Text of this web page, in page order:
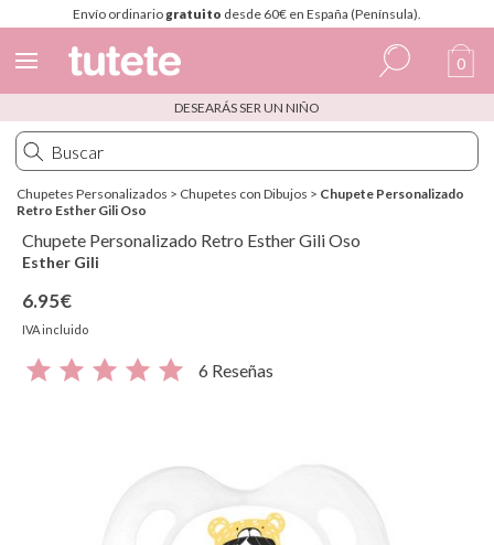
Envío ordinariogratuito desde 60€ en España (Península).
Español
Italiano
Inglés
Portugués
0
DESEARÁS SER UN NIÑO
Chupetes Personalizados > Chupetes con Dibujos > Chupete Personalizado
Retro Esther Gili Oso
Chupete Personalizado Retro Esther Gili Oso
Esther Gili
6.95€
IVA incluido
6 Reseñas